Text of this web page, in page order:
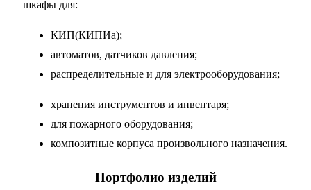
шкафы для:
КИП(КИПИа);
автоматов, датчиков давления;
распределительные и для электрооборудования;
хранения инструментов и инвентаря;
для пожарного оборудования;
композитные корпуса произвольного назначения.
Портфолио изделий